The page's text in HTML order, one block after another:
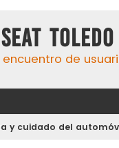
Toledo
encuentro de
y cuidado del